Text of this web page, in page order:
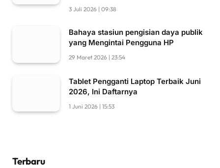
3 Juli 2026 | 09:38
Bahaya stasiun pengisian daya publik
yang Mengintai Pengguna HP
29 Maret 2026 | 23:54
Tablet Pengganti Laptop Terbaik Juni
2026, Ini Daftarnya
1 Juni 2026 | 15:53
Terbaru